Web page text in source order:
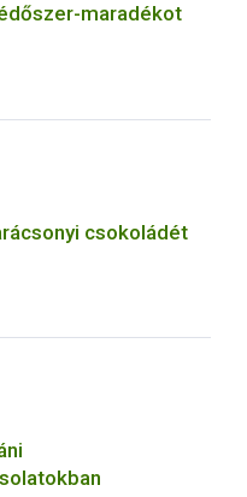
maradékot
csokoládét